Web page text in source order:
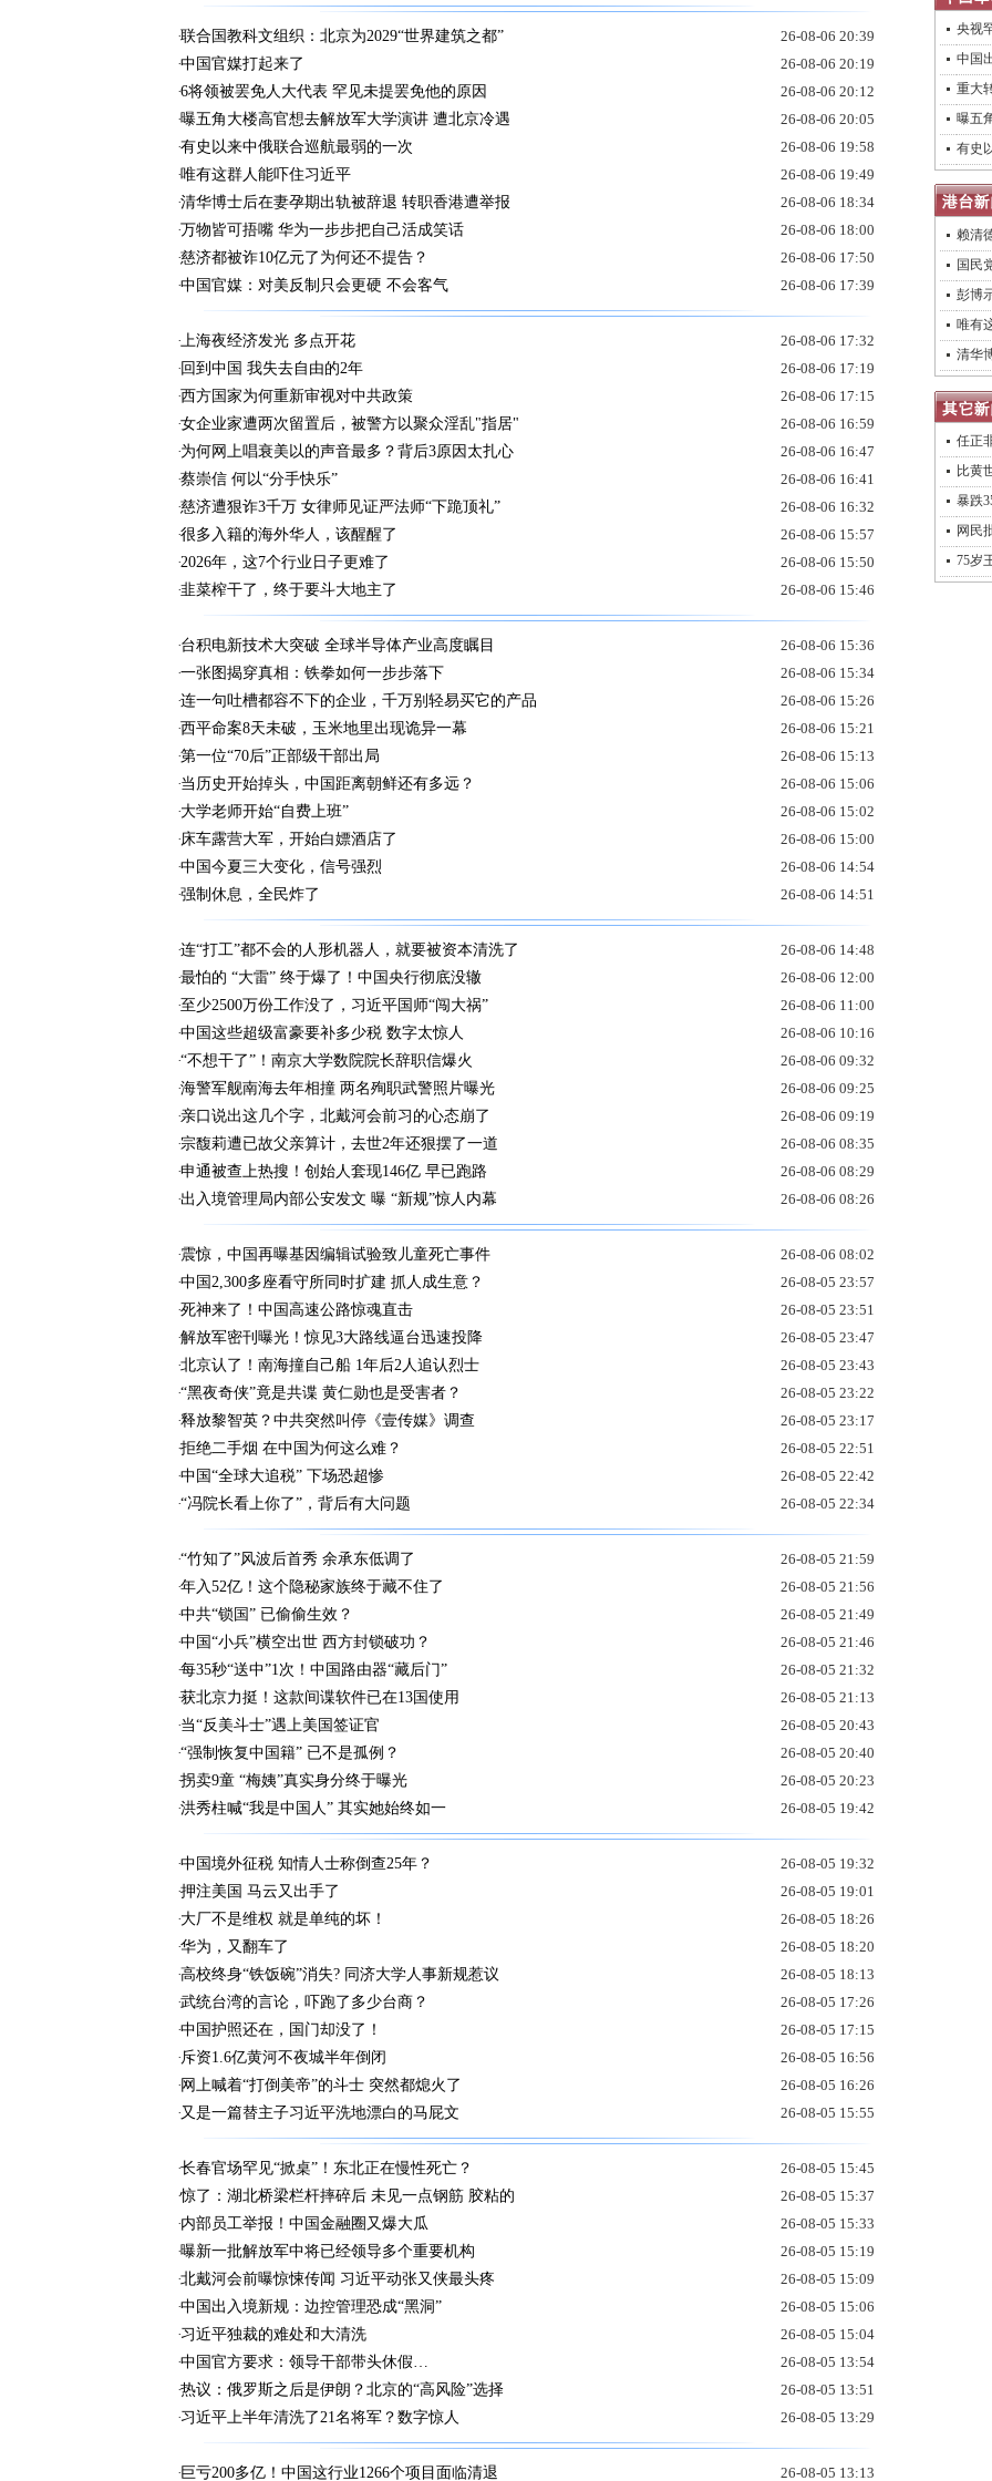
联合国教科文组织：北京为2029“世界建筑之都”
26-08-06 20:39
中国官媒打起来了
26-08-06 20:19
6将领被罢免人大代表 罕见未提罢免他的原因
26-08-06 20:12
曝五角大楼高官想去解放军大学演讲 遭北京冷遇
26-08-06 20:05
有史以来中俄联合巡航最弱的一次
26-08-06 19:58
唯有这群人能吓住习近平
26-08-06 19:49
清华博士后在妻孕期出轨被辞退 转职香港遭举报
26-08-06 18:34
万物皆可捂嘴 华为一步步把自己活成笑话
26-08-06 18:00
慈济都被诈10亿元了为何还不提告？
26-08-06 17:50
中国官媒：对美反制只会更硬 不会客气
26-08-06 17:39
上海夜经济发光 多点开花
26-08-06 17:32
回到中国 我失去自由的2年
26-08-06 17:19
西方国家为何重新审视对中共政策
26-08-06 17:15
女企业家遭两次留置后，被警方以聚众淫乱"指居"
26-08-06 16:59
为何网上唱衰美以的声音最多？背后3原因太扎心
26-08-06 16:47
蔡崇信 何以“分手快乐”
26-08-06 16:41
慈济遭狠诈3千万 女律师见证严法师“下跪顶礼”
26-08-06 16:32
很多入籍的海外华人，该醒醒了
26-08-06 15:57
2026年，这7个行业日子更难了
26-08-06 15:50
韭菜榨干了，终于要斗大地主了
26-08-06 15:46
台积电新技术大突破 全球半导体产业高度瞩目
26-08-06 15:36
一张图揭穿真相：铁拳如何一步步落下
26-08-06 15:34
连一句吐槽都容不下的企业，千万别轻易买它的产品
26-08-06 15:26
西平命案8天未破，玉米地里出现诡异一幕
26-08-06 15:21
第一位“70后”正部级干部出局
26-08-06 15:13
当历史开始掉头，中国距离朝鲜还有多远？
26-08-06 15:06
大学老师开始“自费上班”
26-08-06 15:02
床车露营大军，开始白嫖酒店了
26-08-06 15:00
中国今夏三大变化，信号强烈
26-08-06 14:54
强制休息，全民炸了
26-08-06 14:51
连“打工”都不会的人形机器人，就要被资本清洗了
26-08-06 14:48
最怕的 “大雷” 终于爆了！中国央行彻底没辙
26-08-06 12:00
至少2500万份工作没了，习近平国师“闯大祸”
26-08-06 11:00
中国这些超级富豪要补多少税 数字太惊人
26-08-06 10:16
“不想干了”！南京大学数院院长辞职信爆火
26-08-06 09:32
海警军舰南海去年相撞 两名殉职武警照片曝光
26-08-06 09:25
亲口说出这几个字，北戴河会前习的心态崩了
26-08-06 09:19
宗馥莉遭已故父亲算计，去世2年还狠摆了一道
26-08-06 08:35
申通被查上热搜！创始人套现146亿 早已跑路
26-08-06 08:29
出入境管理局内部公安发文 曝 “新规”惊人内幕
26-08-06 08:26
震惊，中国再曝基因编辑试验致儿童死亡事件
26-08-06 08:02
中国2,300多座看守所同时扩建 抓人成生意？
26-08-05 23:57
死神来了！中国高速公路惊魂直击
26-08-05 23:51
解放军密刊曝光！惊见3大路线逼台迅速投降
26-08-05 23:47
北京认了！南海撞自己船 1年后2人追认烈士
26-08-05 23:43
“黑夜奇侠”竟是共谍 黄仁勋也是受害者？
26-08-05 23:22
释放黎智英？中共突然叫停《壹传媒》调查
26-08-05 23:17
拒绝二手烟 在中国为何这么难？
26-08-05 22:51
中国“全球大追税” 下场恐超惨
26-08-05 22:42
“冯院长看上你了”，背后有大问题
26-08-05 22:34
“竹知了”风波后首秀 余承东低调了
26-08-05 21:59
年入52亿！这个隐秘家族终于藏不住了
26-08-05 21:56
中共“锁国” 已偷偷生效？
26-08-05 21:49
中国“小兵”横空出世 西方封锁破功？
26-08-05 21:46
每35秒“送中”1次！中国路由器“藏后门”
26-08-05 21:32
获北京力挺！这款间谍软件已在13国使用
26-08-05 21:13
当“反美斗士”遇上美国签证官
26-08-05 20:43
“强制恢复中国籍” 已不是孤例？
26-08-05 20:40
拐卖9童 “梅姨”真实身分终于曝光
26-08-05 20:23
洪秀柱喊“我是中国人” 其实她始终如一
26-08-05 19:42
中国境外征税 知情人士称倒查25年？
26-08-05 19:32
押注美国 马云又出手了
26-08-05 19:01
大厂不是维权 就是单纯的坏！
26-08-05 18:26
华为，又翻车了
26-08-05 18:20
高校终身“铁饭碗”消失? 同济大学人事新规惹议
26-08-05 18:13
武统台湾的言论，吓跑了多少台商？
26-08-05 17:26
中国护照还在，国门却没了！
26-08-05 17:15
斥资1.6亿黄河不夜城半年倒闭
26-08-05 16:56
网上喊着“打倒美帝”的斗士 突然都熄火了
26-08-05 16:26
又是一篇替主子习近平洗地漂白的马屁文
26-08-05 15:55
长春官场罕见“掀桌”！东北正在慢性死亡？
26-08-05 15:45
惊了：湖北桥梁栏杆摔碎后 未见一点钢筋 胶粘的
26-08-05 15:37
内部员工举报！中国金融圈又爆大瓜
26-08-05 15:33
曝新一批解放军中将已经领导多个重要机构
26-08-05 15:19
北戴河会前曝惊悚传闻 习近平动张又侠最头疼
26-08-05 15:09
中国出入境新规：边控管理恐成“黑洞”
26-08-05 15:06
习近平独裁的难处和大清洗
26-08-05 15:04
中国官方要求：领导干部带头休假…
26-08-05 13:54
热议：俄罗斯之后是伊朗？北京的“高风险”选择
26-08-05 13:51
习近平上半年清洗了21名将军？数字惊人
26-08-05 13:29
巨亏200多亿！中国这行业1266个项目面临清退 26-08-05 13:13
央视
中国
重大
曝五
有史
赖清
国民
彭博
唯有
清华
任正
比黄
暴跌
网民
75岁